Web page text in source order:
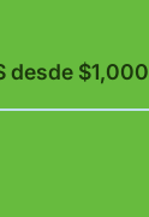
desde $1,000